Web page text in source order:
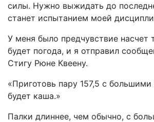
силы. Нужно выжидать до
станет испытанием моей
У меня было предчувствие насчет
будет погода, и я отправил
Стигу Рюне Квеену.
«Приготовь пару 157,5 с
будет каша.»
Палки длиннее, чем обычно, с